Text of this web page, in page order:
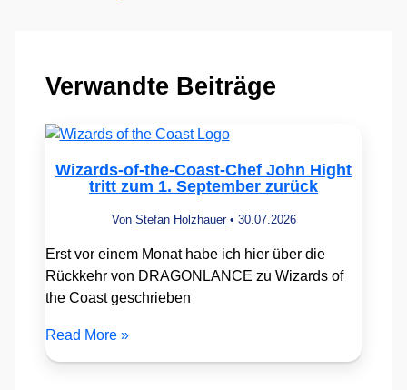
Verwandte Beiträge
Wizards-of-the-Coast-Chef John Hight
tritt zum 1. September zurück
Von Stefan Holzhauer • 30.07.2026
Erst vor einem Monat habe ich hier über die
Rückkehr von DRAGONLANCE zu Wizards of
the Coast geschrieben
Read More »